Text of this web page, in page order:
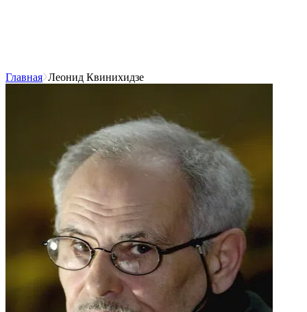
Главная Леонид Квинихидзе